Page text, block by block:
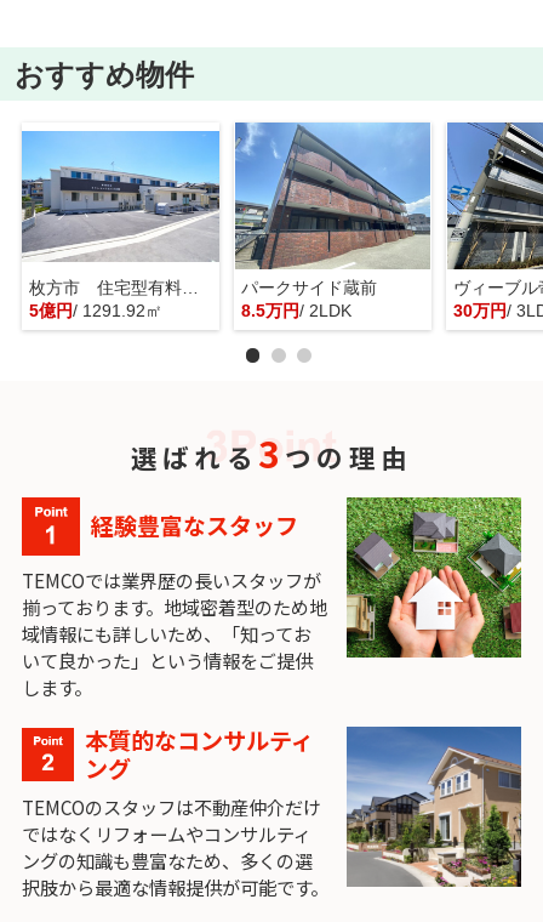
おすすめ物件
枚方市 住宅型有料老人ホーム 一棟貸し
5億円/ 1291.92㎡
パークサイド蔵前
8.5万円/ 2LDK
ヴィーブル
30万円/
選ばれる 3 つの理由
経験豊富なスタッフ
TEMCOでは業界歴の長いスタッフが
揃っております。地域密着型のため地
域情報にも詳しいため、「知ってお
いて良かった」という情報をご提供
します。
本質的なコンサルティ
ング
TEMCOのスタッフは不動産仲介だけ
ではなくリフォームやコンサルティ
ングの知識も豊富なため、多くの選
択肢から最適な情報提供が可能です。